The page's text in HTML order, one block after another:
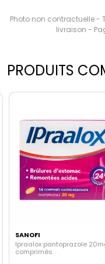
Photo non contractuelle -
livraison -
PRODUITS
SANOFI
Ipraalox pantoprazole
comprimés